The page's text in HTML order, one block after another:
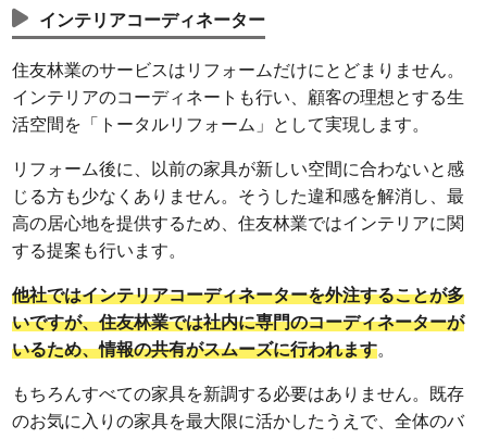
インテリアコーディネーター
住友林業のサービスはリフォームだけにとどまりません。
インテリアのコーディネートも行い、顧客の理想とする生
活空間を「トータルリフォーム」として実現します。
リフォーム後に、以前の家具が新しい空間に合わないと感
じる方も少なくありません。そうした違和感を解消し、最
高の居心地を提供するため、住友林業ではインテリアに関
する提案も行います。
他社ではインテリアコーディネーターを外注することが多
いですが、住友林業では社内に専門のコーディネーターが
いるため、情報の共有がスムーズに行われます。
もちろんすべての家具を新調する必要はありません。既存
のお気に入りの家具を最大限に活かしたうえで、全体のバ